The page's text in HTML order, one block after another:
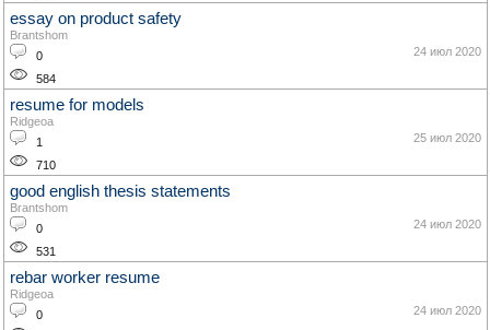
essay on product safety
Brantshom
0
584
24 июл 2020
resume for models
Ridgeoa
1
710
25 июл 2020
good english thesis statements
Brantshom
0
531
24 июл 2020
rebar worker resume
Ridgeoa
0
24 июл 2020